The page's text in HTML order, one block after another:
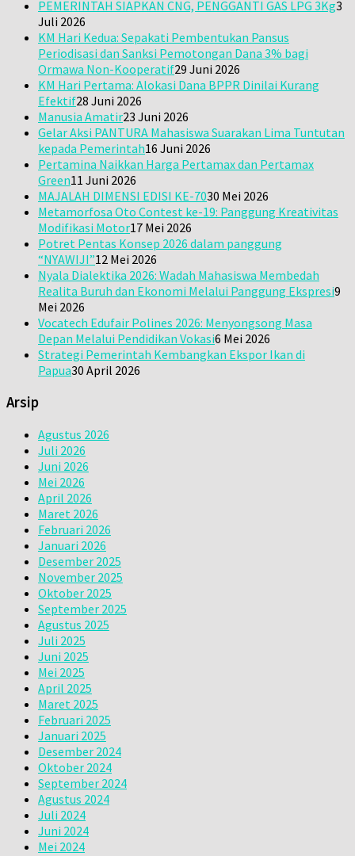
PEMERINTAH SIAPKAN CNG, PENGGANTI GAS LPG 3Kg3
Juli 2026
KM Hari Kedua: Sepakati Pembentukan Pansus
Periodisasi dan Sanksi Pemotongan Dana 3% bagi
Ormawa Non-Kooperatif29 Juni 2026
KM Hari Pertama: Alokasi Dana BPPR Dinilai Kurang
Efektif28 Juni 2026
Manusia Amatir23 Juni 2026
Gelar Aksi PANTURA Mahasiswa Suarakan Lima Tuntutan
kepada Pemerintah16 Juni 2026
Pertamina Naikkan Harga Pertamax dan Pertamax
Green11 Juni 2026
MAJALAH DIMENSI EDISI KE-7030 Mei 2026
Metamorfosa Oto Contest ke-19: Panggung Kreativitas
Modifikasi Motor17 Mei 2026
Potret Pentas Konsep 2026 dalam panggung
“NYAWIJI”12 Mei 2026
Nyala Dialektika 2026: Wadah Mahasiswa Membedah
Realita Buruh dan Ekonomi Melalui Panggung Ekspresi9
Mei 2026
Vocatech Edufair Polines 2026: Menyongsong Masa
Depan Melalui Pendidikan Vokasi6 Mei 2026
Strategi Pemerintah Kembangkan Ekspor Ikan di
Papua30 April 2026
Arsip
Agustus 2026
Juli 2026
Juni 2026
Mei 2026
April 2026
Maret 2026
Februari 2026
Januari 2026
Desember 2025
November 2025
Oktober 2025
September 2025
Agustus 2025
Juli 2025
Juni 2025
Mei 2025
April 2025
Maret 2025
Februari 2025
Januari 2025
Desember 2024
Oktober 2024
September 2024
Agustus 2024
Juli 2024
Juni 2024
Mei 2024